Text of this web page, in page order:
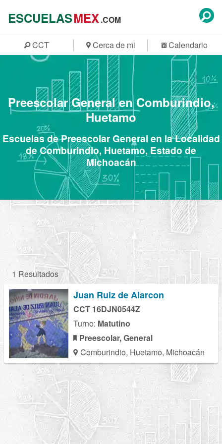
ESCUELASMEX.COM
CCT Cerca de mi Calendario
Preescolar General en Comburindio,
Huetamo
Escuelas de Preescolar General en la Localidad
de Comburindio, Huetamo, Estado de
Michoacán
1 Resultados
Juan Ruiz de Alarcon
CCT 16DJN0544Z
Turno: Matutino
Preescolar, General
Comburindio, Huetamo, Michoacán